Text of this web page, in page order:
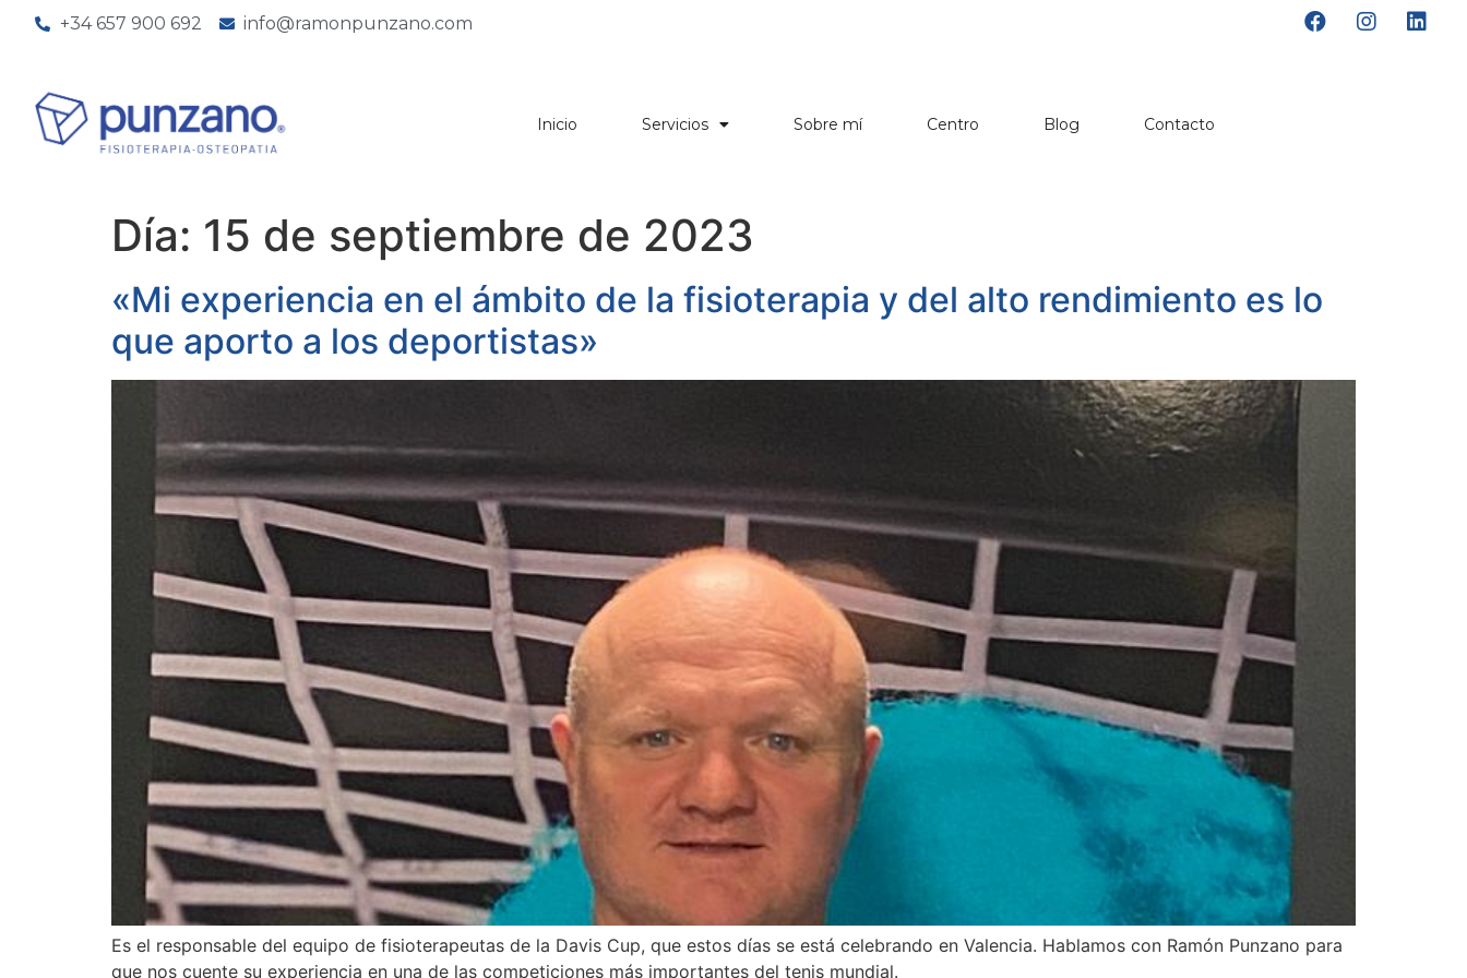
+34 657 900 692 info@ramonpunzano.com
Inicio Servicios Sobre mí Centro Blog Contacto
Día: 15 de septiembre de 2023
«Mi experiencia en el ámbito de la fisioterapia y del alto rendimiento es lo
que aporto a los deportistas»
Es el responsable del equipo de fisioterapeutas de la Davis Cup, que estos días se está celebrando en Valencia. Hablamos con Ramón Punzano para
que nos cuente su experiencia en una de las competiciones más importantes del tenis mundial.